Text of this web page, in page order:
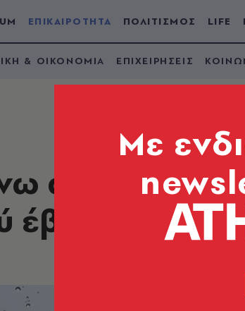
ΕΠΙΚΑΙΡΟΤΗΤΑ ΠΟΛΙΤΙΣΜΟΣ LIFE
& ΟΙΚΟΝΟΜΙΑ ΕΠΙΧΕΙΡΗΣΕΙΣ
από 30.000
Mε